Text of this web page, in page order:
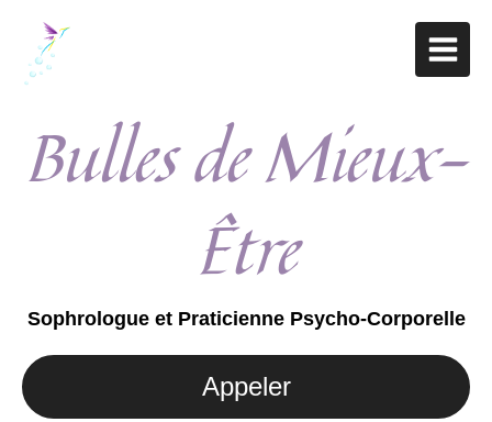
Bulles de Mieux-
Être
Sophrologue et Praticienne Psycho-Corporelle
Appeler